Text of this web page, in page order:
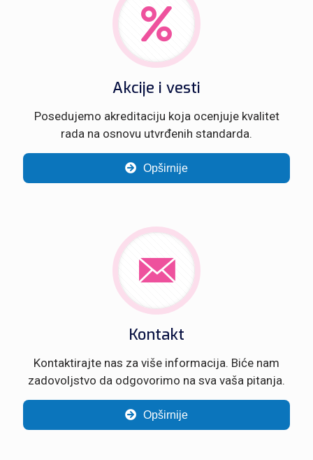
Akcije i vesti
Posedujemo akreditaciju koja ocenjuje kvalitet
rada na osnovu utvrđenih standarda.
Opširnije
Kontakt
Kontaktirajte nas za više informacija. Biće nam
zadovoljstvo da odgovorimo na sva vaša pitanja.
Opširnije